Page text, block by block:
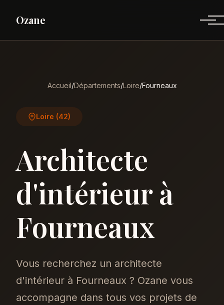
Ozane
Accueil/Départements/Loire/Fourneaux
Loire (42)
Architecte
d'intérieur à
Fourneaux
Vous recherchez un architecte
d'intérieur à Fourneaux ? Ozane vous
accompagne dans tous vos projets de